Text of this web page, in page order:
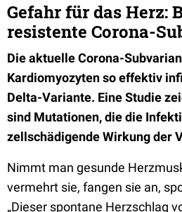
Gefahr für das Herz:
resistente Corona-
Die aktuelle Corona-
Kardiomyozyten so effektiv
Delta-Variante. Eine Studie
sind Mutationen, die die
zellschädigende Wirkung der
Nimmt man gesunde
vermehrt sie, fangen sie an,
„Dieser spontane Herzschlag